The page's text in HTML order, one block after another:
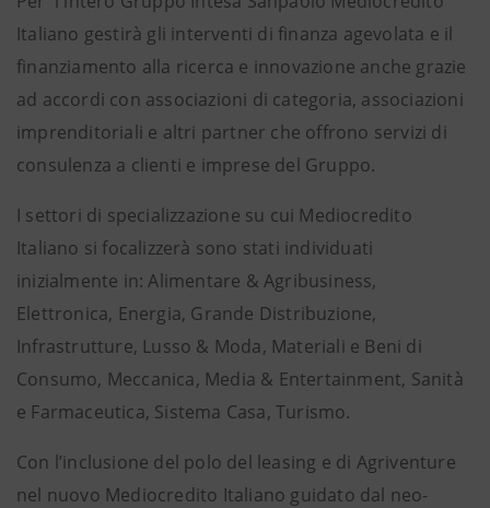
Italiano gestirà gli interventi di finanza agevolata e il
finanziamento alla ricerca e innovazione anche grazie
ad accordi con associazioni di categoria, associazioni
imprenditoriali e altri partner che offrono servizi di
consulenza a clienti e imprese del Gruppo.
I settori di specializzazione su cui Mediocredito
Italiano si focalizzerà sono stati individuati
inizialmente in: Alimentare & Agribusiness,
Elettronica, Energia, Grande Distribuzione,
Infrastrutture, Lusso & Moda, Materiali e Beni di
Consumo, Meccanica, Media & Entertainment, Sanità
e Farmaceutica, Sistema Casa, Turismo.
Con l’inclusione del polo del leasing e di Agriventure
nel nuovo Mediocredito Italiano guidato dal neo-